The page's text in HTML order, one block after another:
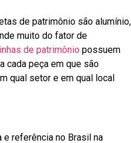
de patrimônio são alumínio,
muito do fator de
de patrimônio possuem
cada peça em que são
qual setor e em qual local
e referência no Brasil na